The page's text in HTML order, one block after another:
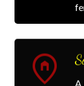
home_pin
A